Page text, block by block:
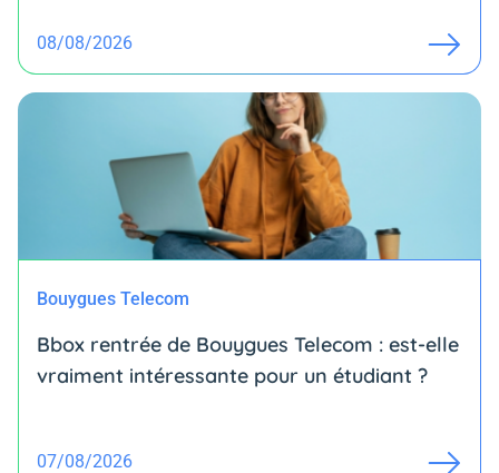
08/08/2026
Bouygues Telecom
Bbox rentrée de Bouygues Telecom : est-elle
vraiment intéressante pour un étudiant ?
07/08/2026